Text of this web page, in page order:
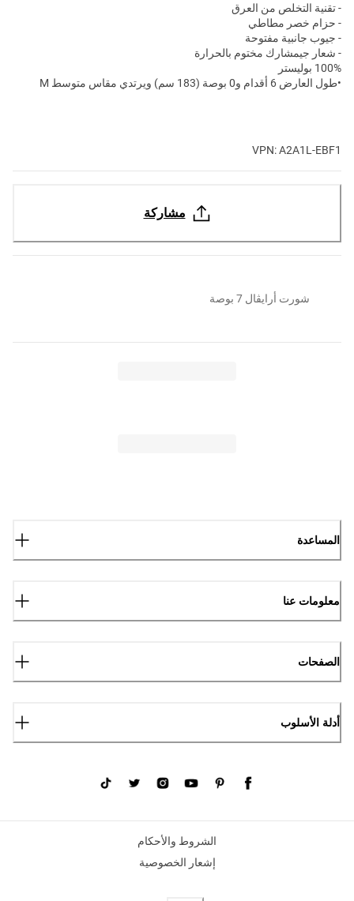
- تقنية التخلص من العرق
- حزام خصر مطاطي
- جيوب جانبية مفتوحة
- شعار جيمشارك مختوم بالحرارة
100% بوليستر
•طول العارض 6 أقدام و0 بوصة (183 سم) ويرتدي مقاس متوسط M
VPN: A2A1L-EBF1
مشاركة
شورت أرايڤال 7 بوصة
المساعدة
معلومات عنا
الصفحات
أدلة الأسلوب
الشروط والأحكام
إشعار الخصوصية